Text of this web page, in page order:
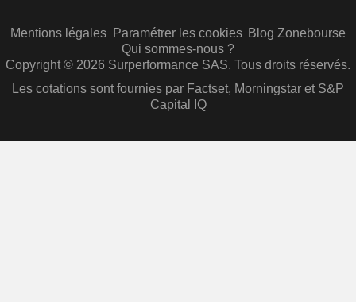
Mentions légales Paramétrer les cookies Blog Zonebourse
Qui sommes-nous ?
Copyright © 2026 Surperformance SAS. Tous droits réservés.
Les cotations sont fournies par Factset, Morningstar et S&P
Capital IQ